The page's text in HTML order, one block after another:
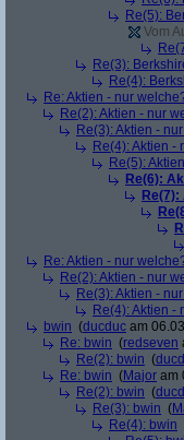
Re(5):
Vom
Re(3):
Re(4):
Re: Aktien - nur
Re(2): Aktien - nur
Re(3): Aktien -
Re(4): Aktien -
Re(5):
Re(6):
Re: Aktien - nur
Re(2): Aktien - nur
Re(3): Aktien -
Re(4): Aktien -
bwin (ducduc am
Re: bwin (redseven
Re(2): bwin (
Re: bwin (Major am
Re(2): bwin (
Re(3): bwin (
Re(4): bwin